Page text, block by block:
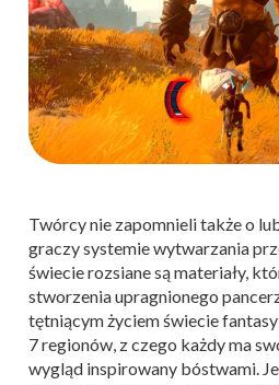
Twórcy nie zapomnieli także o
graczy systemie wytwarzania
świecie rozsiane są materiały,
stworzenia upragnionego
tętniącym życiem świecie
7 regionów, z czego każdy ma
wygląd inspirowany bóstwami.